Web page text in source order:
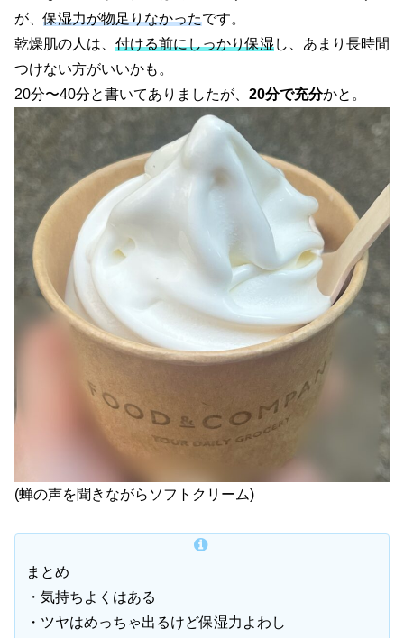
が、保湿力が物足りなかったです。
乾燥肌の人は、 付ける前にしっかり保湿し、あまり長時間
つけない方がいいかも。
20分〜40分と書いてありましたが、 20分で充分かと。
(蝉の声を聞きながらソフトクリーム)
まとめ
・気持ちよくはある
・ツヤはめっちゃ出るけど保湿力よわし